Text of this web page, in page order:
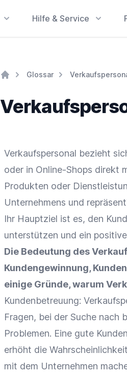
Hilfe & Service
Glossar
Verkaufspersonal bezieht
oder in Online-Shops direkt
Produkten oder
Unternehmens und
Ihr Hauptziel ist es, den
unterstützen und ein
Die Bedeutung des
Kundengewinnung,
einige Gründe, warum
Kundenbetreuung:
Fragen, bei der Suche nach
Problemen. Eine gute
erhöht die
mit dem Unternehmen